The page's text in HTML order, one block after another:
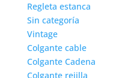
Regleta estanca
Sin categoría
Vintage
Colgante cable
Colgante Cadena
Colgante rejilla